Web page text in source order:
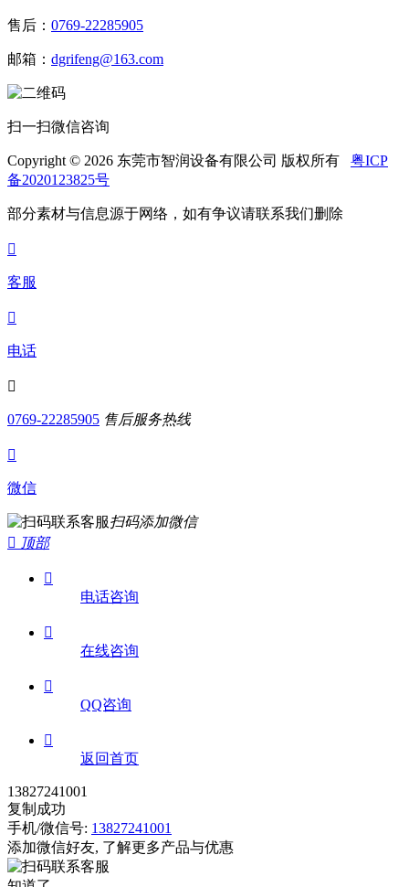
售后： 0769-22285905
邮箱： dgrifeng@163.com
扫一扫微信咨询
Copyright © 2026 东莞市智润设备有限公司 版权所有 粤ICP
备2020123825号
部分素材与信息源于网络，如有争议请联系我们删除

客服

电话

0769-22285905 售后服务热线

微信
扫码添加微信
 顶部

电话咨询

在线咨询

QQ咨询

返回首页
13827241001
复制成功
手机/微信号: 13827241001
添加微信好友, 了解更多产品与优惠